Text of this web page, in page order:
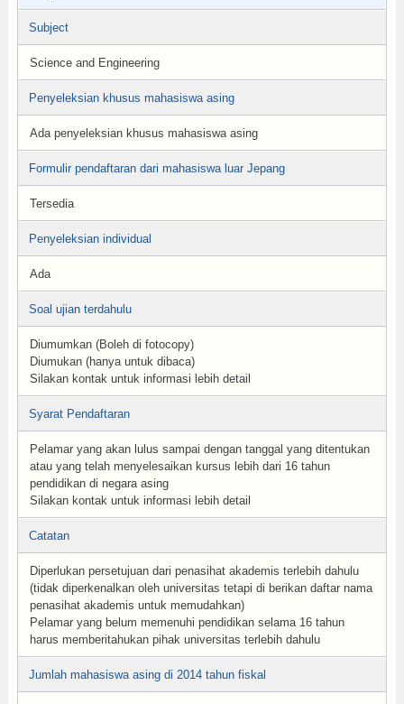
Subject
Science and Engineering
Penyeleksian khusus mahasiswa asing
Ada penyeleksian khusus mahasiswa asing
Formulir pendaftaran dari mahasiswa luar Jepang
Tersedia
Penyeleksian individual
Ada
Soal ujian terdahulu
Diumumkan (Boleh di fotocopy)
Diumukan (hanya untuk dibaca)
Silakan kontak untuk informasi lebih detail
Syarat Pendaftaran
Pelamar yang akan lulus sampai dengan tanggal yang ditentukan
atau yang telah menyelesaikan kursus lebih dari 16 tahun
pendidikan di negara asing
Silakan kontak untuk informasi lebih detail
Catatan
Diperlukan persetujuan dari penasihat akademis terlebih dahulu
(tidak diperkenalkan oleh universitas tetapi di berikan daftar nama
penasihat akademis untuk memudahkan)
Pelamar yang belum memenuhi pendidikan selama 16 tahun
harus memberitahukan pihak universitas terlebih dahulu
Jumlah mahasiswa asing di 2014 tahun fiskal